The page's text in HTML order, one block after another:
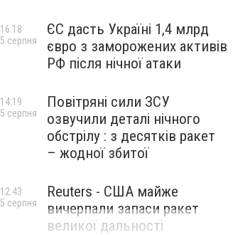
ЄС дасть Україні 1,4 млрд
євро з заморожених активів
РФ після нічної атаки
16:18
5 серпня
Повітряні сили ЗСУ
озвучили деталі нічного
обстрілу : з десятків ракет
– жодної збитої
14:19
5 серпня
Reuters - США майже
вичерпали запаси ракет
великої дальності
12:43
5 серпня